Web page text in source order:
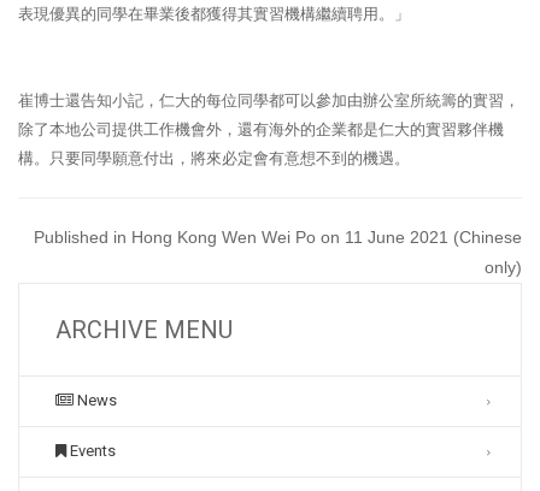
表現優異的同學在畢業後都獲得其實習機構繼續聘用。」
崔博士還告知小記，仁大的每位同學都可以參加由辦公室所統籌的實習，
除了本地公司提供工作機會外，還有海外的企業都是仁大的實習夥伴機
構。只要同學願意付出，將來必定會有意想不到的機遇。
Published in Hong Kong Wen Wei Po on 11 June 2021 (Chinese
only)
ARCHIVE MENU
News
Events